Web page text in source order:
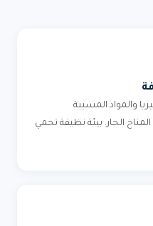
والمواد المسببة
الحار. بيئة نظيفة تحمي